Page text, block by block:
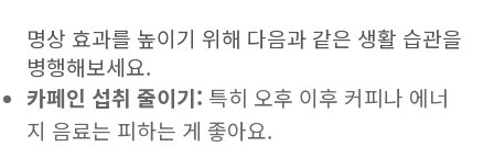
명상 효과를 높이기 위해 다음과 같은 생활 습관을
병행해보세요.
카페인 섭취 줄이기: 특히 오후 이후 커피나 에너
지 음료는 피하는 게 좋아요.